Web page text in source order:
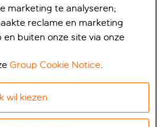
marketing te analyseren;
reclame en marketing
buiten onze site via onze
Group Cookie Notice.
wil kiezen